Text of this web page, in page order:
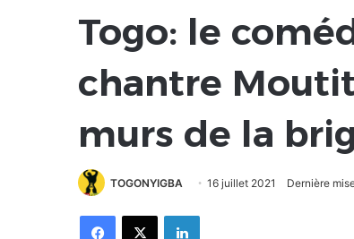
Togo: le
chantre
murs de la
TOGONYIGBA 16 juillet 2021 Dernière
FacebookX Linkedin